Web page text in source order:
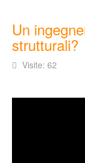
Un
strutturali?
Visite: 62